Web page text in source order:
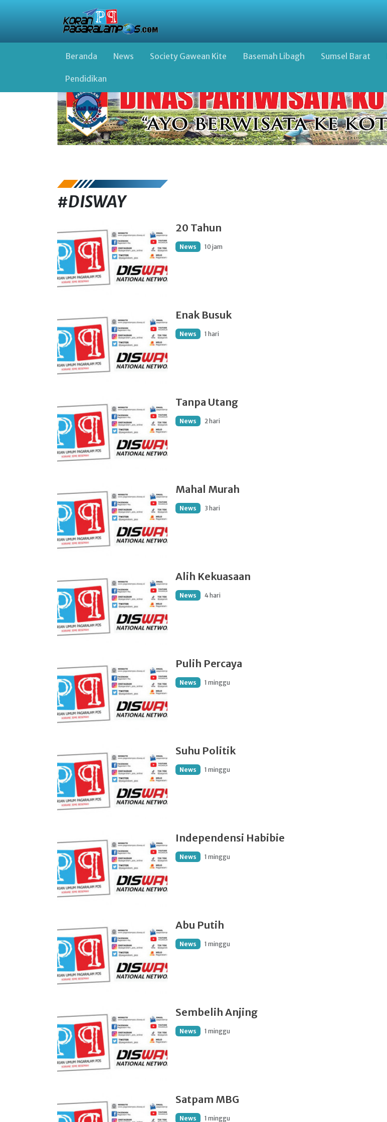
Beranda News Society Gawean Kite Basemah Libagh Sumsel Barat
Pendidikan
#DISWAY
20 Tahun
News 10 jam
Enak Busuk
News 1 hari
Tanpa Utang
News 2 hari
Mahal Murah
News 3 hari
Alih Kekuasaan
News 4 hari
Pulih Percaya
News 1 minggu
Suhu Politik
News 1 minggu
Independensi Habibie
News 1 minggu
Abu Putih
News 1 minggu
Sembelih Anjing
News 1 minggu
Satpam MBG
News 1 minggu